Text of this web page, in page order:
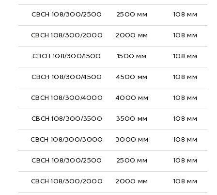
СВСН 108/300/2500 2500 мм 108 мм
СВСН 108/300/2000 2000 мм 108 мм
СВСН 108/300/1500 1500 мм 108 мм
СВСН 108/300/4500 4500 мм 108 мм
СВСН 108/300/4000 4000 мм 108 мм
СВСН 108/300/3500 3500 мм 108 мм
СВСН 108/300/3000 3000 мм 108 мм
СВСН 108/300/2500 2500 мм 108 мм
СВСН 108/300/2000 2000 мм 108 мм